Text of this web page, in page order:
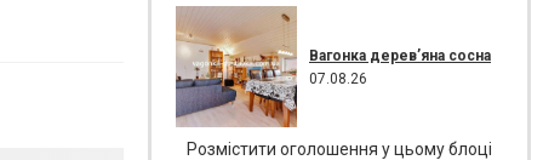
Вагонка дерев’яна сосна
07.08.26
Розмістити оголошення у цьому блоці